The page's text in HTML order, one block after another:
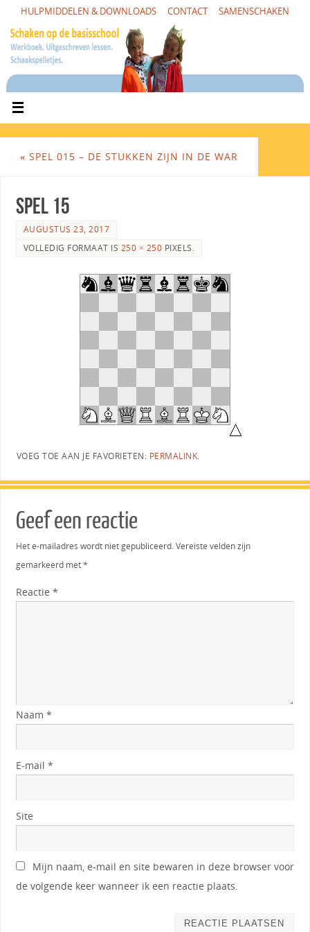
HULPMIDDELEN & DOWNLOADS CONTACT SAMENSCHAKEN
« SPEL 015 – DE STUKKEN ZIJN IN DE WAR
Spel 15
AUGUSTUS 23, 2017
VOLLEDIG FORMAAT IS 250 × 250 PIXELS.
VOEG TOE AAN JE FAVORIETEN: PERMALINK.
Geef een reactie
Het e-mailadres wordt niet gepubliceerd. Vereiste velden zijn
gemarkeerd met*
Reactie *
Naam *
E-mail *
Site
Mijn naam, e-mail en site bewaren in deze browser voor
de volgende keer wanneer ik een reactie plaats.